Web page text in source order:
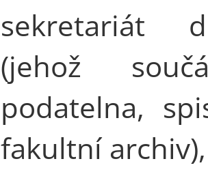
sekretariát
(jehož
podatelna,
fakultní archiv),